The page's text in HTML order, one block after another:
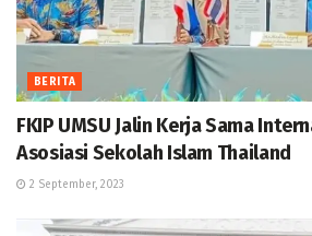
BERITA
FKIP UMSU Jalin Kerja Sama
Asosiasi Sekolah Islam Thailand
2 September, 2023